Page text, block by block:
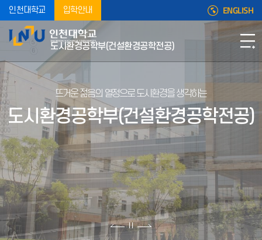
인천대학교 입학안내 ENGLISH
도시환경공학부(건설환경공학전공)
뜨거운 젊음의 열정으로도시환경을 생각하는
도시환경공학부(건설환경공학전공)